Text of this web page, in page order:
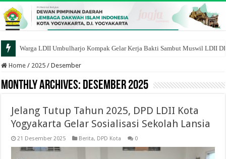
Warga LDII Umbulharjo Kompak Gelar Kerja Bakti Sambut Muswil LDII
Home / 2025 / Desember
Monthly Archives: Desember 2025
Jelang Tutup Tahun 2025, DPD LDII Kota
Yogyakarta Gelar Sosialisasi Sekolah Lansia
21 Desember 2025 Berita, DPD Kota 0